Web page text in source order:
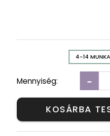
4-14
Mennyiség: -
KOSÁRBA